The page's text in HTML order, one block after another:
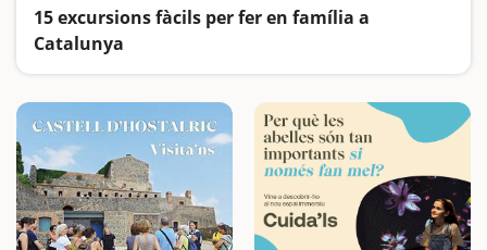
15 excursions fàcils per fer en família a
Catalunya